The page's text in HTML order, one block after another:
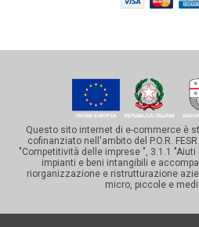
Questo sito internet di e-commerce è
cofinanziato nell'ambito del P.O.R.
"Competitività delle imprese ", 3.1.1
impianti e beni intangibili e
riorganizzazione e ristrutturazione
micro, piccole e